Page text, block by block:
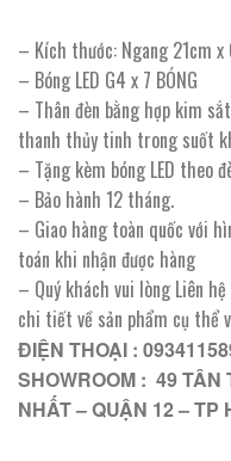
– Kích thước: Ngang 21cm x
– Bóng LED G4 x 7 BÓNG
– Thân đèn bằng hợp kim
thanh thủy tinh trong suốt
– Tặng kèm bóng LED theo
– Bảo hành 12 tháng.
– Giao hàng toàn quốc với
toán khi nhận được hàng
– Quý khách vui lòng Liên
chi tiết về sản phẩm cụ thể
ĐIỆN THOẠI :
SHOWROOM : 49 TÂN
NHẤT – QUẬN 12 – TP